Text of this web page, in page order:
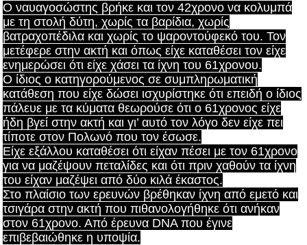
Ο ναυαγοσώστης βρήκε και τον 42χρονο να κολυμπά
με τη στολή δύτη, χωρίς τα βαρίδια, χωρίς
βατραχοπέδιλα και χωρίς το ψαροντούφεκό του. Τον
μετέφερε στην ακτή και όπως είχε καταθέσει τον είχε
ενημερώσει ότι είχε χάσει τα ίχνη του 61χρονου.
Ο ίδιος ο κατηγορούμενος σε συμπληρωματική
κατάθεση που είχε δώσει ισχυρίστηκε ότι επειδή ο ίδιος
πάλευε με τα κύματα θεωρούσε ότι ο 61χρονος είχε
ήδη βγεί στην ακτή και γι’ αυτό τον λόγο δεν είχε πει
τίποτε στον Πολωνό που τον έσωσε.
Είχε εξάλλου καταθέσει ότι είχαν πέσει με τον 61χρονο
για να μαζέψουν πεταλίδες και ότι πριν χαθούν τα ίχνη
του είχαν μαζέψει από δύο κιλά έκαστος.
Στο πλαίσιο των ερευνών βρέθηκαν ίχνη από εμετό και
τσιγάρα στην ακτή που πιθανολογήθηκε ότι ανήκαν
στον 61χρονο. Από έρευνα DNA που έγινε
επιβεβαιώθηκε η υποψία.